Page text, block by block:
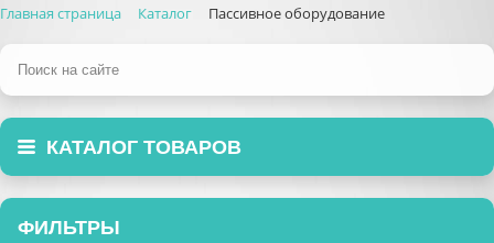
Главная страница Каталог Пассивное оборудование
КАТАЛОГ ТОВАРОВ
ФИЛЬТРЫ